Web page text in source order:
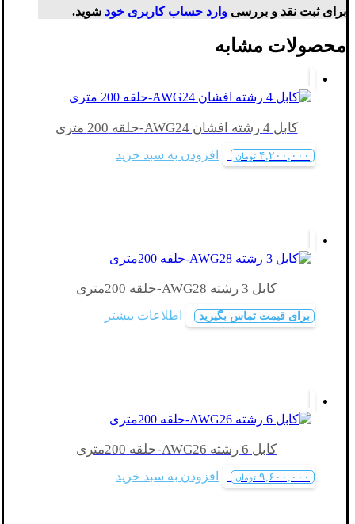
برای ثبت نقد و بررسی وارد حساب کاربری خود شوید.
محصولات مشابه
کابل 4 رشته افشان AWG24-حلقه 200 متری
۴,۲۰۰,۰۰۰ تومان افزودن به سبد خرید
کابل 3 رشته AWG28-حلقه 200متری
برای قیمت تماس بگیرید اطلاعات بیشتر
کابل 6 رشته AWG26-حلقه 200متری
۹,۶۰۰,۰۰۰ تومان افزودن به سبد خرید